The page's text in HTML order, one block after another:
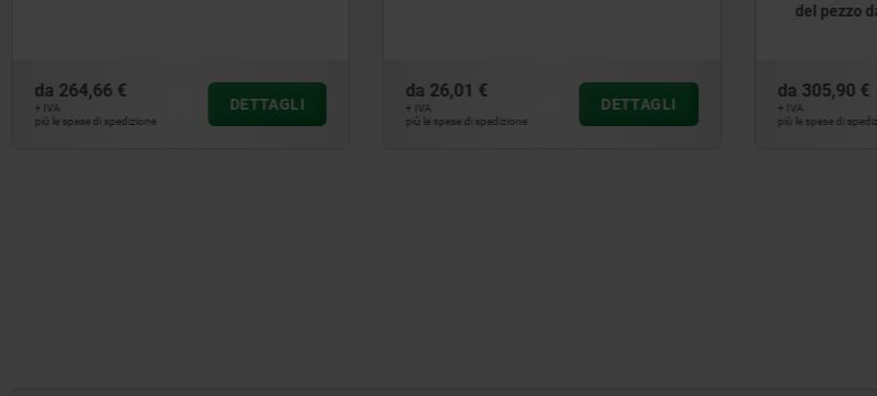
da26,01 €
+ IVA
più le spese di spedizione
DETTAGLI
da305,90 €
+ IVA
più le spese di spedizione
DETTAGLI
da306,91 €
+ IVA
più le spese di